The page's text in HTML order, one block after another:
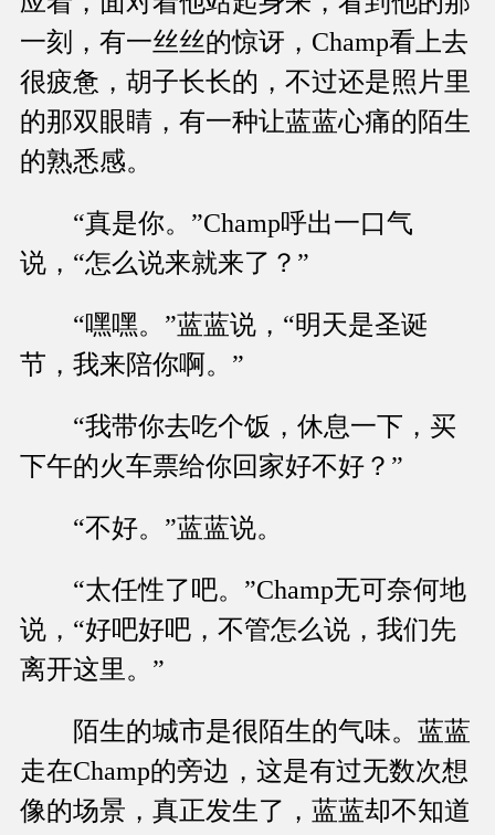
一刻，有一丝丝的惊讶，Champ看上去
很疲惫，胡子长长的，不过还是照片里
的那双眼睛，有一种让蓝蓝心痛的陌生
的熟悉感。
“真是你。”Champ呼出一口气
说，“怎么说来就来了？”
“嘿嘿。”蓝蓝说，“明天是圣诞
节，我来陪你啊。”
“我带你去吃个饭，休息一下，买
下午的火车票给你回家好不好？”
“不好。”蓝蓝说。
“太任性了吧。”Champ无可奈何地
说，“好吧好吧，不管怎么说，我们先
离开这里。”
陌生的城市是很陌生的气味。蓝蓝
走在Champ的旁边，这是有过无数次想
像的场景，真正发生了，蓝蓝却不知道